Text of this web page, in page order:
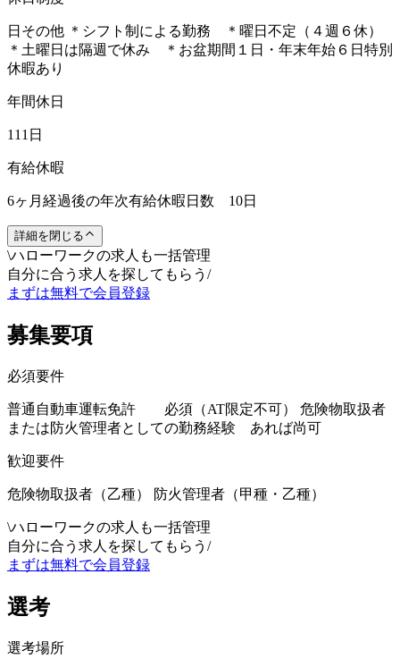
日その他 ＊シフト制による勤務 ＊曜日不定（４週６休）
＊土曜日は隔週で休み ＊お盆期間１日・年末年始６日特別
休暇あり
年間休日
111日
有給休暇
6ヶ月経過後の年次有給休暇日数 10日
詳細を閉じる
\ハローワークの求人も一括管理
自分に合う求人を探してもらう /
まずは無料で会員登録
募集要項
必須要件
普通自動車運転免許 必須（AT限定不可） 危険物取扱者
または防火管理者としての勤務経験 あれば尚可
歓迎要件
危険物取扱者（乙種） 防火管理者（甲種・乙種）
\ハローワークの求人も一括管理
自分に合う求人を探してもらう /
まずは無料で会員登録
選考
選考場所